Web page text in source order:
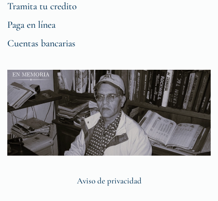
Tramita tu credito
Paga en línea
Cuentas bancarias
Aviso de privacidad